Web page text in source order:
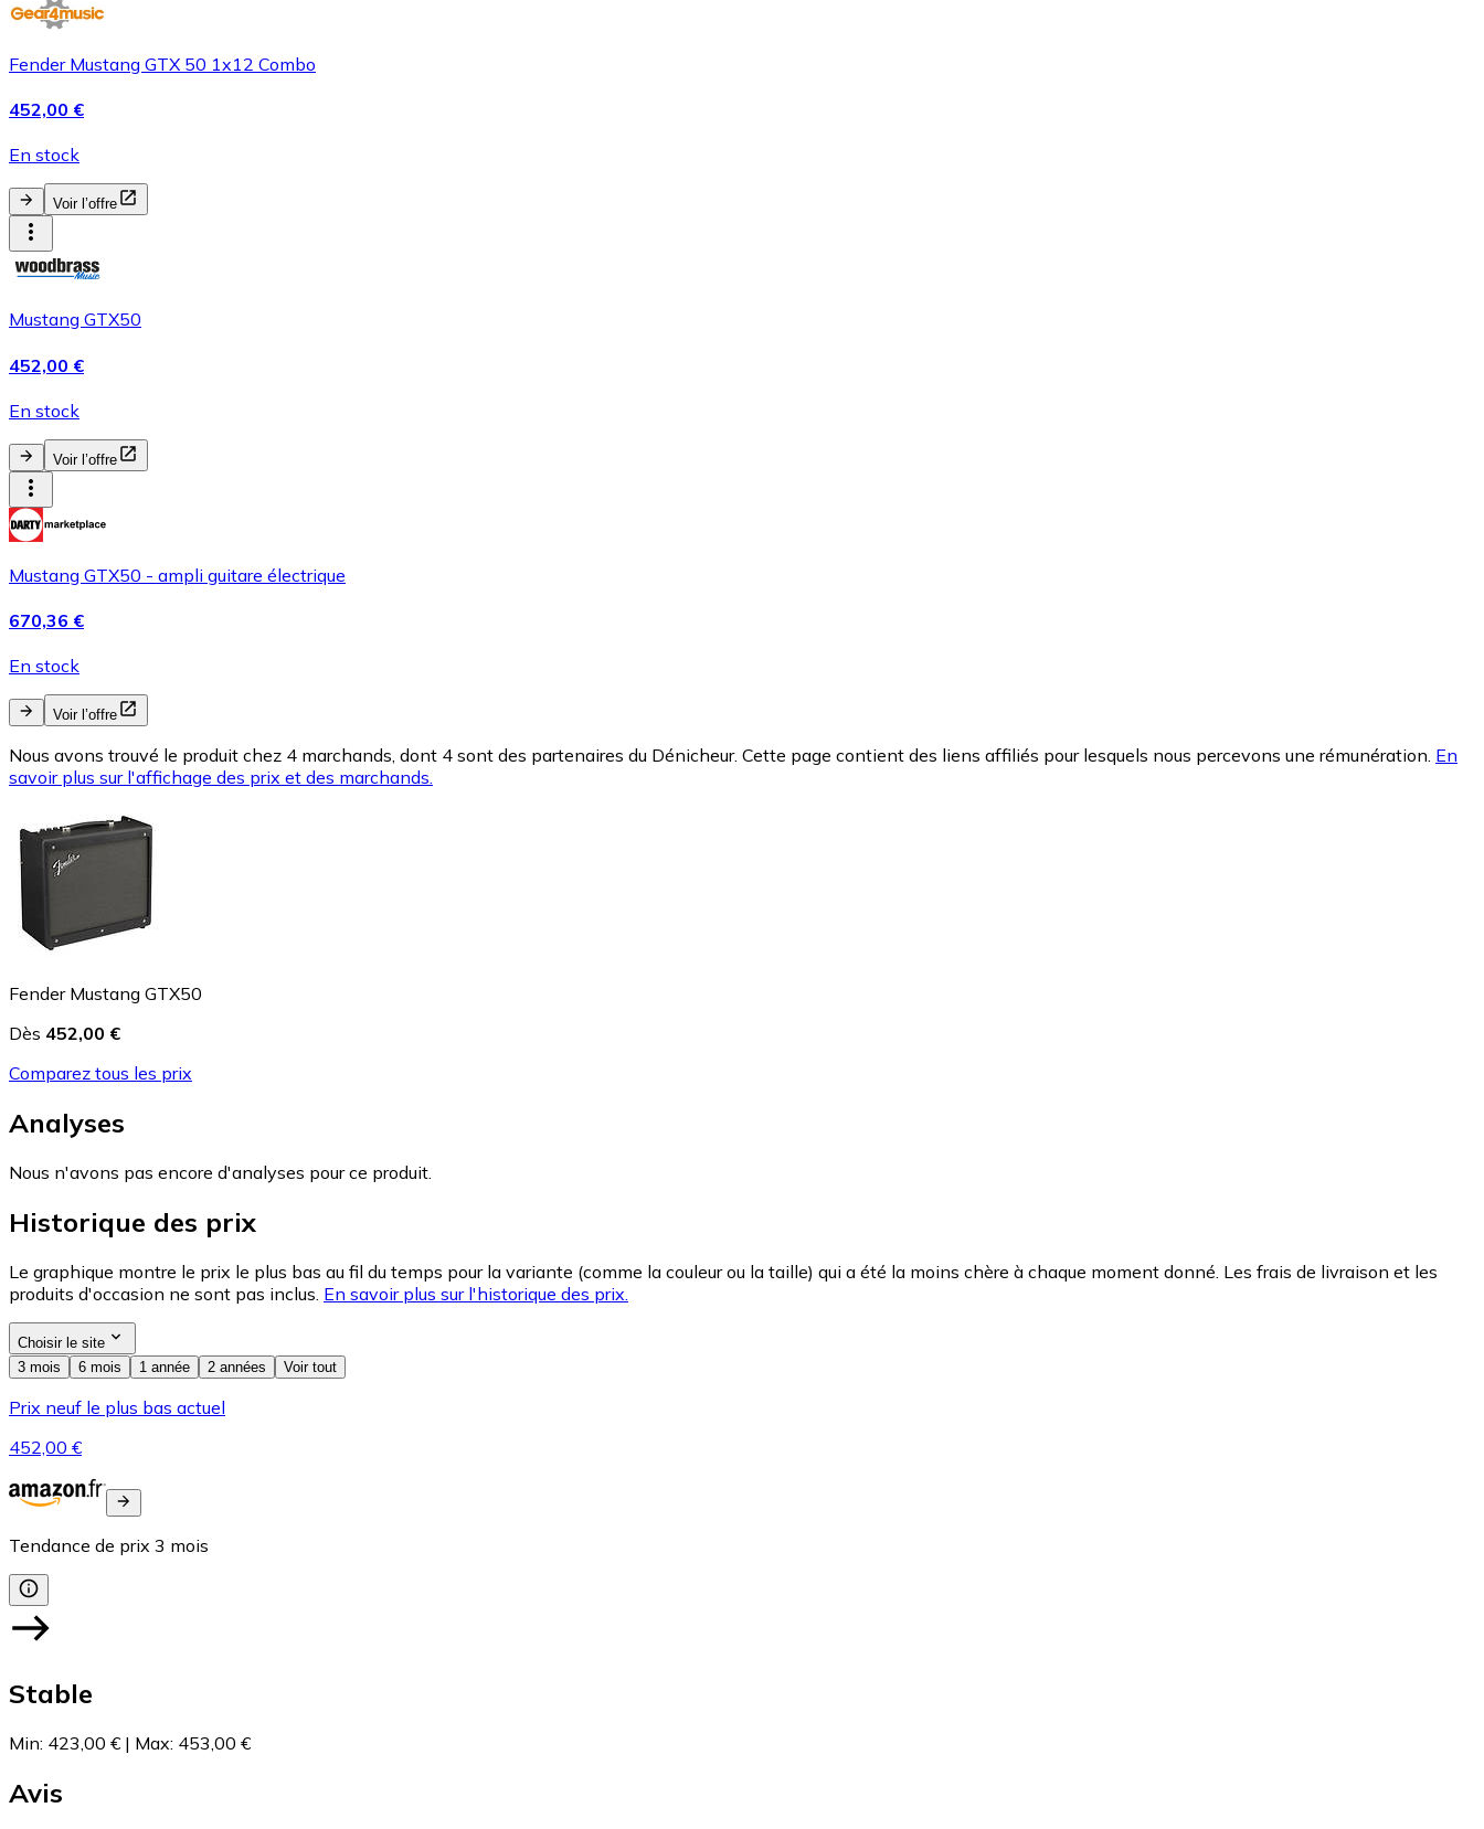
Fender Mustang GTX 50 1x12 Combo
452,00 €
En stock
Voir l’offre
Mustang GTX50
452,00 €
En stock
Voir l’offre
Mustang GTX50 - ampli guitare électrique
670,36 €
En stock
Voir l’offre
Nous avons trouvé le produit chez 4 marchands, dont 4 sont des partenaires du Dénicheur. Cette page contient des liens affiliés pour lesquels nous percevons une rémunération. En
savoir plus sur l'affichage des prix et des marchands.
Fender Mustang GTX50
Dès 452,00 €
Comparez tous les prix
Analyses
Nous n'avons pas encore d'analyses pour ce produit.
Historique des prix
Le graphique montre le prix le plus bas au fil du temps pour la variante (comme la couleur ou la taille) qui a été la moins chère à chaque moment donné. Les frais de livraison et les
produits d'occasion ne sont pas inclus. En savoir plus sur l'historique des prix.
Choisir le site
3 mois
6 mois 1 année 2 années Voir tout
Prix neuf le plus bas actuel
452,00 €
Tendance de prix 3 mois
Stable
Min: 423,00 € | Max: 453,00 €
Avis